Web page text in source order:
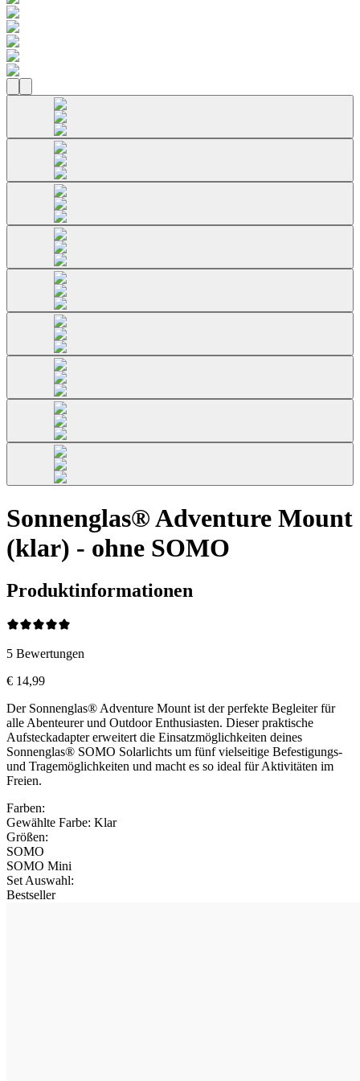
Sonnenglas® Adventure Mount
(klar) - ohne SOMO
Produktinformationen
5 Bewertungen
€ 14,99
Der Sonnenglas® Adventure Mount ist der perfekte Begleiter für
alle Abenteurer und Outdoor Enthusiasten. Dieser praktische
Aufsteckadapter erweitert die Einsatzmöglichkeiten deines
Sonnenglas® SOMO Solarlichts um fünf vielseitige Befestigungs-
und Tragemöglichkeiten und macht es so ideal für Aktivitäten im
Freien.
Farben:
Gewählte Farbe: Klar
Größen:
SOMO
SOMO Mini
Set Auswahl:
Bestseller